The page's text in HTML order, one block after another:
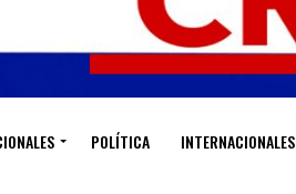
POLÍTICA INTERNACIONALES